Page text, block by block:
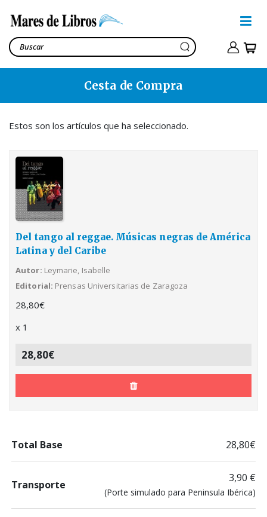
Del tango al reggae.
Músicas negras de América
Leymarie, Isabelle
28,80€
Cesta de Compra
Estos son los artículos que ha seleccionado.
Del tango al reggae. Músicas negras de América
Latina y del Caribe
Autor Leymarie, Isabelle
Editorial Prensas Universitarias de Zaragoza
28,80€
x 1
28,80€
Total Base 28,80€
Transporte
3,90 €
(Porte simulado para Peninsula Ibérica)